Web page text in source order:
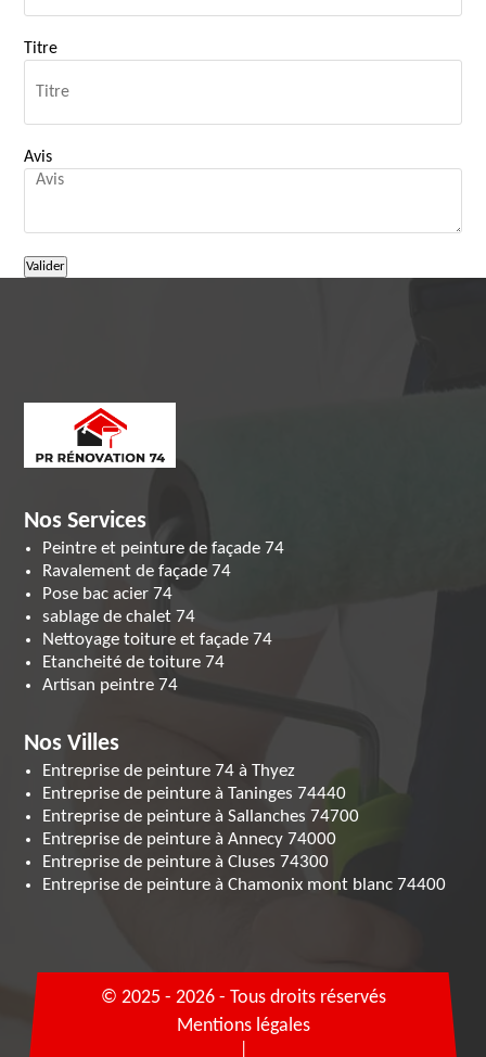
Titre
Avis
Nos Services
Peintre et peinture de façade 74
Ravalement de façade 74
Pose bac acier 74
sablage de chalet 74
Nettoyage toiture et façade 74
Etancheité de toiture 74
Artisan peintre 74
Nos Villes
Entreprise de peinture 74 à Thyez
Entreprise de peinture à Taninges 74440
Entreprise de peinture à Sallanches 74700
Entreprise de peinture à Annecy 74000
Entreprise de peinture à Cluses 74300
Entreprise de peinture à Chamonix mont blanc 74400
© 2025 - 2026 - Tous droits réservés
Mentions légales